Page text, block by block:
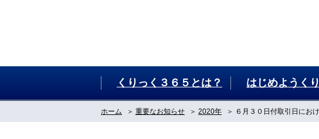
くりっく３６５とは？ はじめようく
ホーム 重要なお知らせ 2020年 ６月３０日付取引日にお